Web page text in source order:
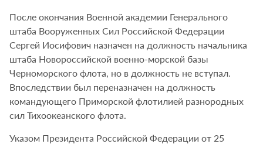
После окончания Военной академии Генерального
штаба Вооруженных Сил Российской Федерации
Сергей Иосифович назначен на должность начальника
штаба Новороссийской военно-морской базы
Черноморского флота, но в должность не вступал.
Впоследствии был переназначен на должность
командующего Приморской флотилией разнородных
сил Тихоокеанского флота.
Указом Президента Российской Федерации от 25